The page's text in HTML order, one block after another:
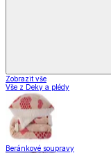
Zobrazit vše
Vše z Deky a plédy
Beránkové soupravy